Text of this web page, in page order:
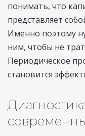
понимать, что
представляет
Именно поэтому
ним, чтобы не
Периодическое
становится